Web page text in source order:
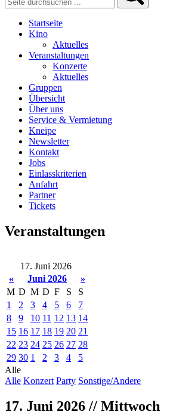
Startseite
Kino
Aktuelles
Veranstaltungen
Konzerte
Aktuelles
Gruppen
Übersicht
Über uns
Service & Vermietung
Kneipe
Newsletter
Kontakt
Jobs
Einlasskriterien
Anfahrt
Partner
Tickets
Veranstaltungen
17. Juni 2026
«
Juni 2026
»
M D M D F S
S
1
2 3 4 5 6
7
8
9 10 11 12 13 14
15 16 17 18 19 20 21
22 23 24 25 26 27 28
29 30 1 2 3 4
5
Alle
Alle Konzert Party Sonstige/Andere
17. Juni 2026 // Mittwoch